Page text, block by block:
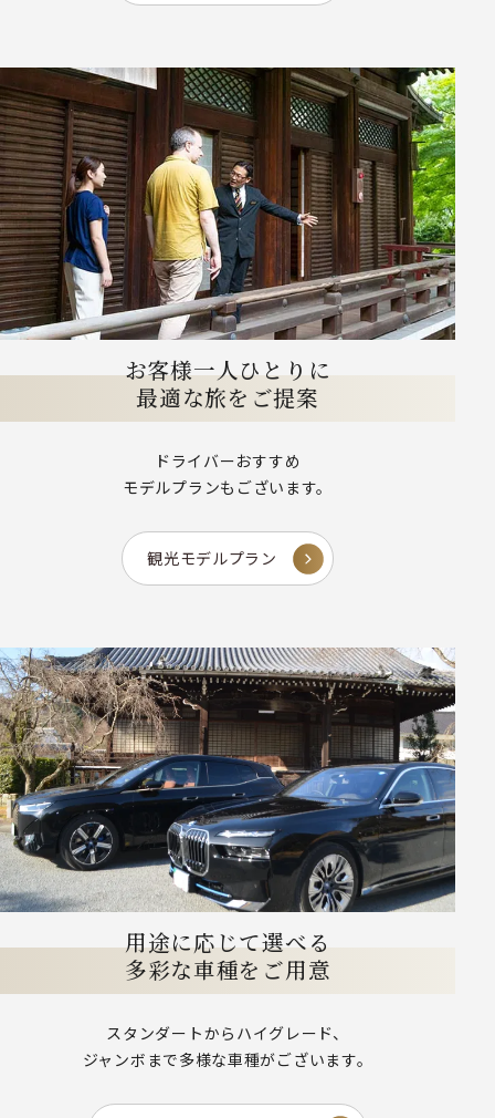
お客様一人ひとりに
最適な旅をご提案
ドライバーおすすめ
モデルプランもございます。
観光モデルプラン
用途に応じて選べる
多彩な車種をご用意
スタンダートからハイグレード、
ジャンボまで多様な車種がございます。